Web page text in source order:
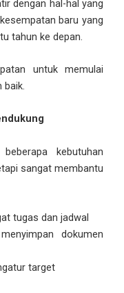
dengan hal-hal yang
baru yang
tahun ke depan.
untuk memulai
baik.
kebutuhan
sangat membantu
tugas dan jadwal
dokumen
target